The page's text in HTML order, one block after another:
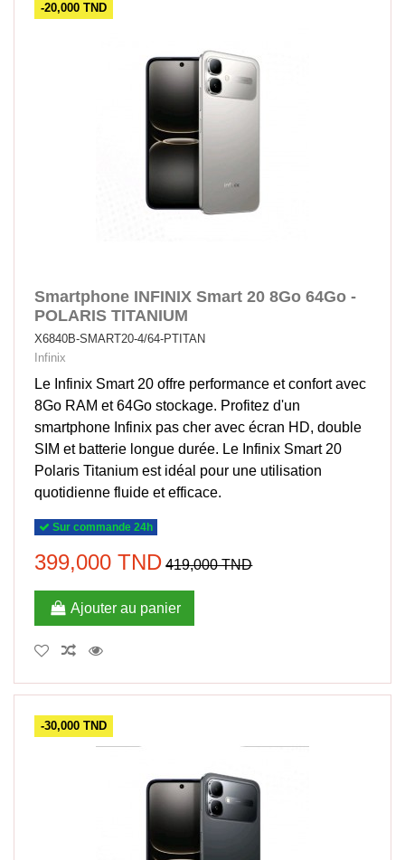
-20,000 TND
Smartphone INFINIX Smart 20 8Go 64Go -
POLARIS TITANIUM
X6840B-SMART20-4/64-PTITAN
Infinix
Le Infinix Smart 20 offre performance et confort avec
8Go RAM et 64Go stockage. Profitez d'un
smartphone Infinix pas cher avec écran HD, double
SIM et batterie longue durée. Le Infinix Smart 20
Polaris Titanium est idéal pour une utilisation
quotidienne fluide et efficace.
Sur commande 24h
399,000 TND 419,000 TND
Ajouter au panier
-30,000 TND